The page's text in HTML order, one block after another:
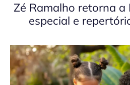
Zé Ramalho retorna
especial e